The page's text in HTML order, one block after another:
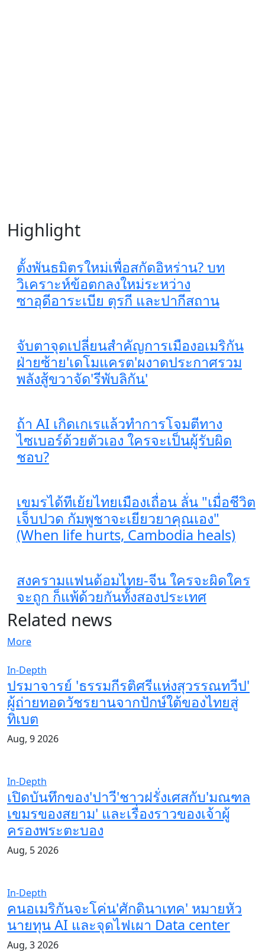
Highlight
ตั้งพันธมิตรใหม่เพื่อสกัดอิหร่าน? บท
วิเคราะห์ข้อตกลงใหม่ระหว่าง
ซาอุดีอาระเบีย ตุรกี และปากีสถาน
จับตาจุดเปลี่ยนสำคัญการเมืองอเมริกัน
ฝ่ายซ้าย'เดโมแครต'ผงาดประกาศรวม
พลังสู้ขวาจัด'รีพับลิกัน'
ถ้า AI เกิดเกเรแล้วทำการโจมตีทาง
ไซเบอร์ด้วยตัวเอง ใครจะเป็นผู้รับผิด
ชอบ?
เขมรได้ทีเย้ยไทยเมืองเถื่อน ลั่น "เมื่อชีวิต
เจ็บปวด กัมพูชาจะเยียวยาคุณเอง"
(When life hurts, Cambodia heals)
สงครามแฟนด้อมไทย-จีน ใครจะผิดใคร
จะถูก ก็แพ้ด้วยกันทั้งสองประเทศ
Related news
More
In-Depth
ปรมาจารย์ 'ธรรมกีรติศรีแห่งสุวรรณทวีป'
ผู้ถ่ายทอดวัชรยานจากปักษ์ใต้ของไทยสู่
ทิเบต
Aug, 9 2026
In-Depth
เปิดบันทึกของ'ปาวี'ชาวฝรั่งเศสกับ'มณฑล
เขมรของสยาม' และเรื่องราวของเจ้าผู้
ครองพระตะบอง
Aug, 5 2026
In-Depth
คนอเมริกันจะโค่น'ศักดินาเทค' หมายหัว
นายทุน AI และจุดไฟเผา Data center
Aug, 3 2026